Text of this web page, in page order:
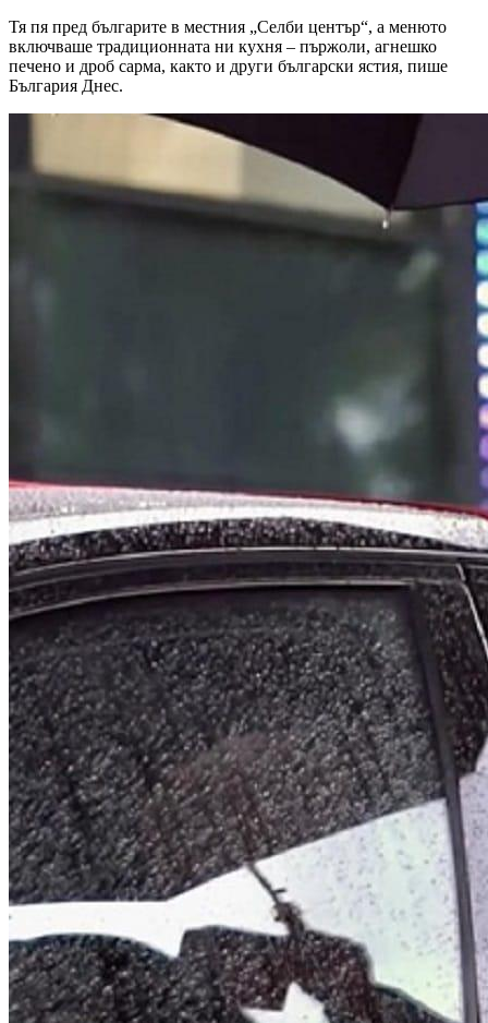
Тя пя пред българите в местния „Селби център“, а менюто
включваше традиционната ни кухня – пържоли, агнешко
печено и дроб сарма, както и други български ястия, пише
България Днес.